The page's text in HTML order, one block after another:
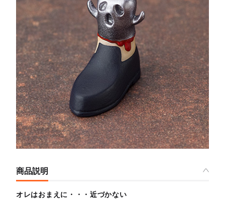
商品説明
オレはおまえに・・・近づかない